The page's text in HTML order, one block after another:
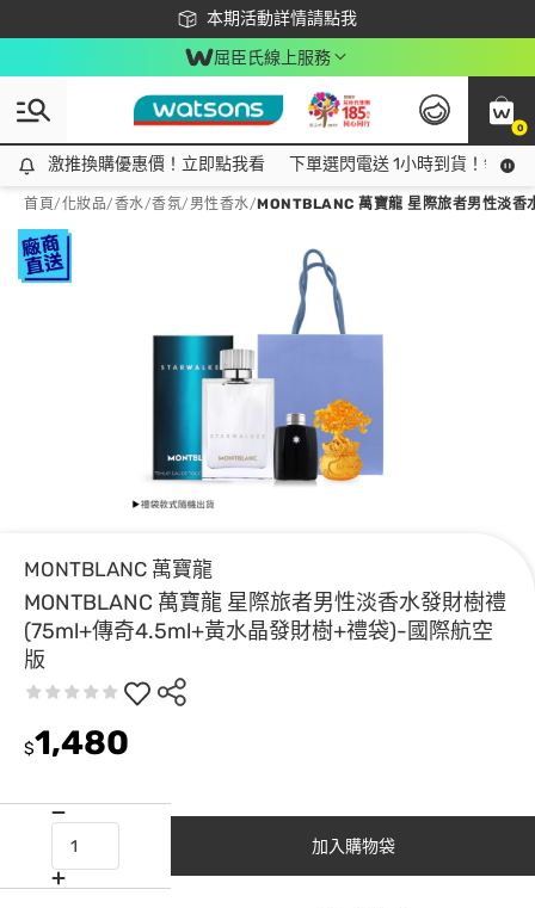
本期活動詳情請點我
下載app最高回饋$350
屈臣氏線上服務
0
激推換購優惠價！立即點我看
激推換購優惠價！立即點我看 下單選閃電送 1小時到貨！領神
首頁/化妝品/香水/香氛/ 男性香水/MONTBLANC 萬寶龍 星際旅者男性淡
MONTBLANC 萬寶龍
MONTBLANC 萬寶龍 星際旅者男性淡香水發財樹禮
(75ml+傳奇4.5ml+黃水晶發財樹+禮袋)-國際航空
版
$1,480
加入購物袋